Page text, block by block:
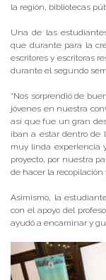
la región, bibliotecas
Una de las
que durante para la
escritores y escritoras
durante el segundo
“Nos sorprendió de
jóvenes en nuestra
así que fue un gran
iban a estar dentro de
muy linda experiencia
proyecto, por nuestra
de hacer la recopilación
Asimismo, la
con el apoyo del
ayudó a encaminar y